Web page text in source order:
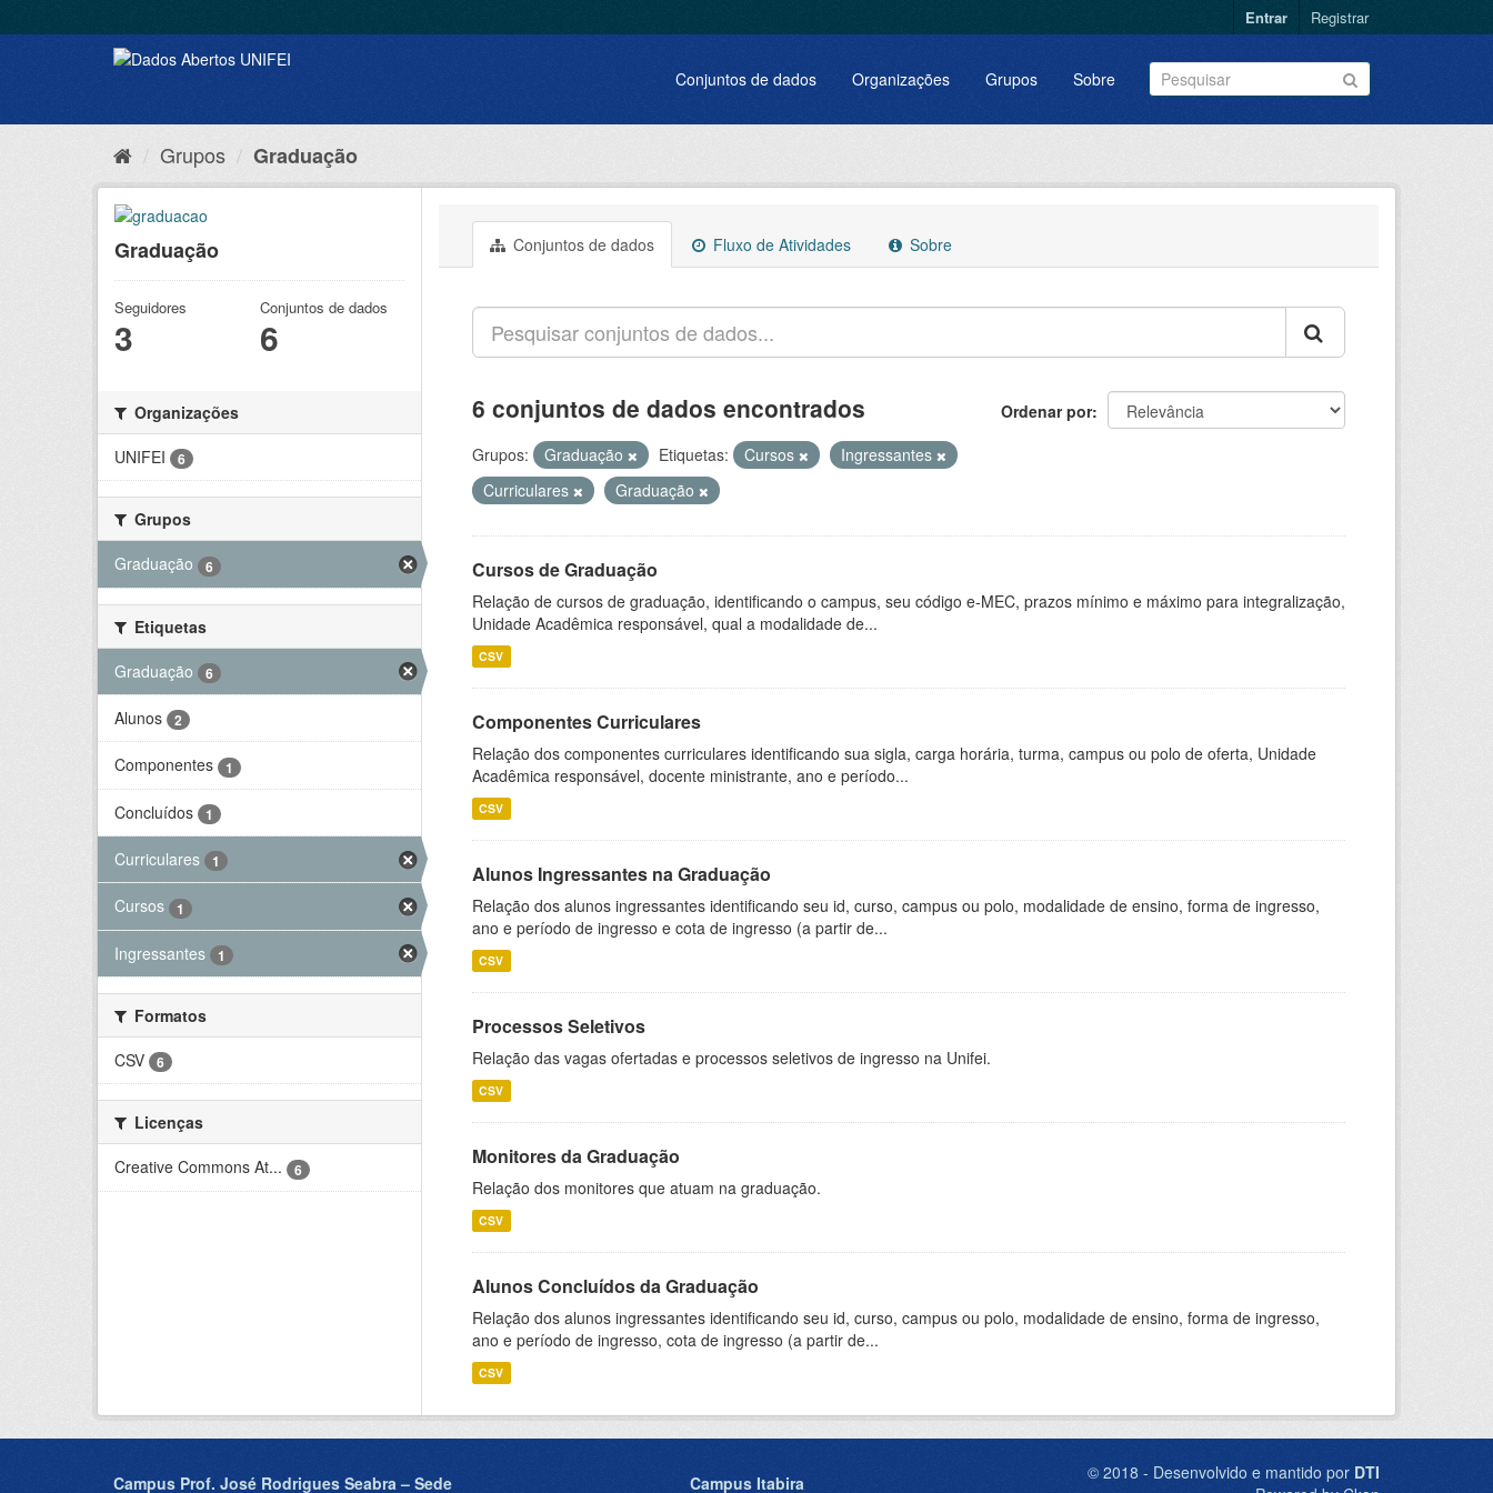
Entrar Registrar
Conjuntos de dados Organizações Grupos Sobre
Grupos Graduação
Graduação
Seguidores
3
Conjuntos de dados
6
Organizações
UNIFEI
6
Grupos
Graduação
6
Etiquetas
Graduação
6
Alunos 2
Componentes 1
Concluídos 1
Curriculares 1
Cursos 1
Ingressantes 1
Formatos
CSV
6
Licenças
Creative Commons At...
6
Conjuntos de dados Fluxo de Atividades Sobre
Ordenar por
6 conjuntos de dados encontrados
Grupos: Graduação Etiquetas: Cursos
Ingressantes
Curriculares
Graduação
Cursos de Graduação
Relação de cursos de graduação, identificando o campus, seu código e-MEC, prazos mínimo e máximo para integralização,
Unidade Acadêmica responsável, qual a modalidade de...
CSV
Componentes Curriculares
Relação dos componentes curriculares identificando sua sigla, carga horária, turma, campus ou polo de oferta, Unidade
Acadêmica responsável, docente ministrante, ano e período...
CSV
Alunos Ingressantes na Graduação
Relação dos alunos ingressantes identificando seu id, curso, campus ou polo, modalidade de ensino, forma de ingresso,
ano e período de ingresso e cota de ingresso (a partir de...
CSV
Processos Seletivos
Relação das vagas ofertadas e processos seletivos de ingresso na Unifei.
CSV
Monitores da Graduação
Relação dos monitores que atuam na graduação.
CSV
Alunos Concluídos da Graduação
Relação dos alunos ingressantes identificando seu id, curso, campus ou polo, modalidade de ensino, forma de ingresso,
ano e período de ingresso, cota de ingresso (a partir de...
CSV
Campus Prof. José Rodrigues Seabra – Sede Campus Itabira © 2018 - Desenvolvido e mantido por DTI